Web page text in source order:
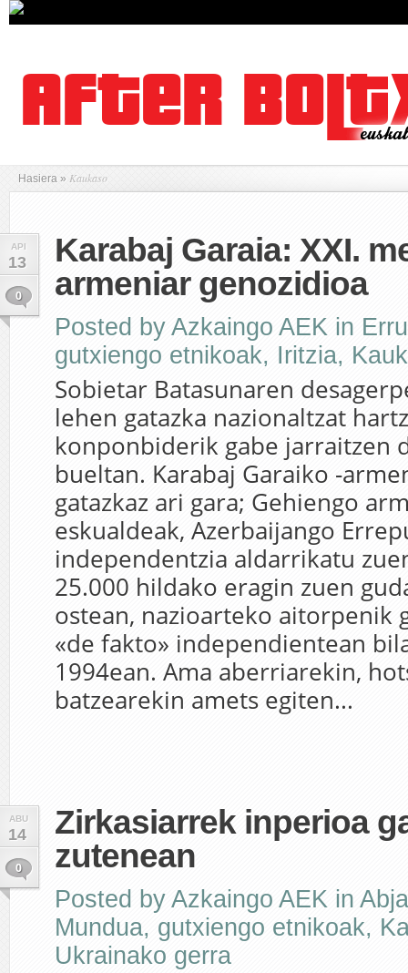
Hasiera » Kaukaso
API
13
0
Karabaj Garaia: XXI.
armeniar genozidioa
Posted byAzkaingo AEK in
gutxiengo etnikoak, Iritzia,
Sobietar Batasunaren
lehen gatazka nazionaltzat
konponbiderik gabe jarraitzen
bueltan. Karabaj Garaiko -
gatazkaz ari gara; Gehiengo
eskualdeak, Azerbaijango
independentzia aldarrikatu
25.000 hildako eragin zuen
ostean, nazioarteko aitorpenik
«de fakto» independientean
1994ean. Ama aberriarekin,
batzearekin amets egiten...
ABU
14
0
Zirkasiarrek inperioa
zutenean
Posted byAzkaingo AEK in
Mundua, gutxiengo etnikoak,
Ukrainako gerra